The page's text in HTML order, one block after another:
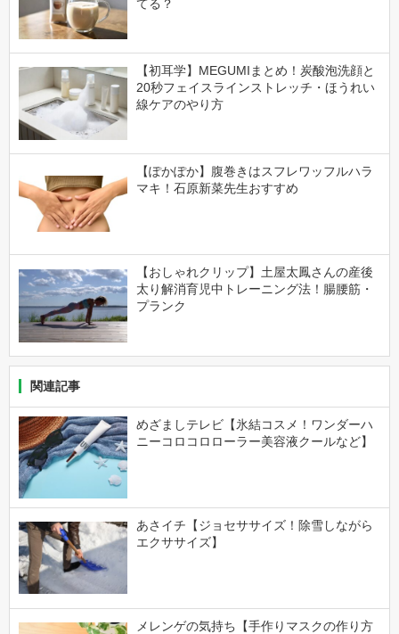
てる？
【初耳学】MEGUMIまとめ！炭酸泡洗顔と
20秒フェイスラインストレッチ・ほうれい
線ケアのやり方
【ぽかぽか】腹巻きはスフレワッフルハラ
マキ！石原新菜先生おすすめ
【おしゃれクリップ】土屋太鳳さんの産後
太り解消育児中トレーニング法！腸腰筋・
プランク
関連記事
めざましテレビ【氷結コスメ！ワンダーハ
ニーコロコロローラー美容液クールなど】
あさイチ【ジョセササイズ！除雪しながら
エクササイズ】
メレンゲの気持ち【手作りマスクの作り方